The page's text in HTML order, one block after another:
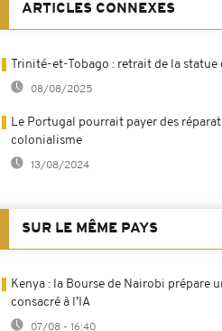
ARTICLES CONNEXES
Trinité-et-Tobago : retrait de la
08/08/2025
Le Portugal pourrait payer des
colonialisme
13/08/2024
SUR LE MÊME PAYS
Kenya : la Bourse de Nairobi prépare
consacré à l’IA
07/08 - 16:40